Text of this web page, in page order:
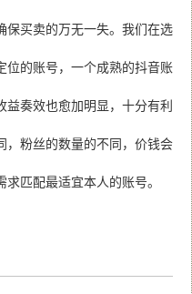
保买卖的万无一失。我们在选
位的账号，一个成熟的抖音账
益奏效也愈加明显，十分有利
，粉丝的数量的不同，价钱会
匹配最适宜本人的账号。